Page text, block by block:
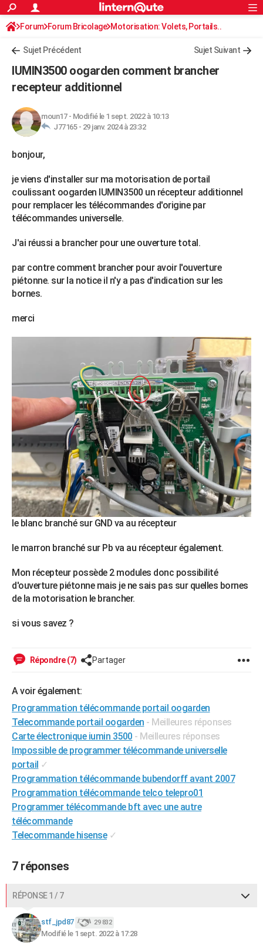
ACTUALITÉS
Politique
Société
Faits Divers
Education
Monde
Villes
+
Programme TV
Streaming
Sorties cinéma
FINANCE
Retraite
Impôts
Epargne
Immobilier
Risques naturels par ville
Banque
Assurance
Crédit
AUTO
Essais
Réserver un essai
Citadines
Berlines
SUV
Forum auto
+HIGH-TECH
Mobiles
Meilleur smartphone
Internet
Ordinateurs
Jeux vidéo
Guide high-tech
BRICOLAGE
Forum
Aménagement intérieur
Extérieur
Cuisine
Salle de bains
Jardinage
Rangement
WEEK-END
Guides de France
Escapades
Patrimoine
Expositions
Musées
Week-end nature
+LIFESTYLE
Destinations
City break
Voyage nature
Voyage de noces
Forum
Climat
+PHOTO
Carte Saint-Valentin
Carte d'anniversaire
Dictionnaire
Biographies
Citations
Expressions
Proverbes
PROGRAMME TV
COPAINS D'AVANT
S'inscrire
Se connecter
Lycées
Collèges
Primaires
Universités
Entreprises
Service militaire
Avis de recherche
AVIS DE DÉCÈS
FORUM
Bricolage
Lifestyle
Culture
Sport
Auto
Television
Voyage
Cinema
Rechercher
S'inscrire
Connexion
Forum Forum Bricolage Motorisation: Volets, Portails..
Sujet Précédent Sujet Suivant
IUMIN3500 oogarden comment brancher
recepteur additionnel
moun17- Modifié le 1 sept. 2022 à 10:13
J77165 - 29 janv. 2024 à 23:32
bonjour,
je viens d'installer sur ma motorisation de portail
coulissant oogarden IUMIN3500 un récepteur additionnel
pour remplacer les télécommandes d'origine par
télécommandes universelle.
J'ai réussi a brancher pour une ouverture total.
par contre comment brancher pour avoir l'ouverture
piétonne. sur la notice il n'y a pas d'indication sur les
bornes.
merci
le blanc branché sur GND va au récepteur
le marron branché sur Pb va au récepteur également.
Mon récepteur possède 2 modules donc possibilité
d'ouverture piétonne mais je ne sais pas sur quelles bornes
de la motorisation le brancher.
si vous savez ?
Répondre (7) Partager
A voir également:
Programmation télécommande portail oogarden
Telecommande portail oogarden - Meilleures réponses
Carte électronique iumin 3500 - Meilleures réponses
Impossible de programmer télécommande universelle
portail ✓
Programmation télécommande bubendorff avant 2007
Programmation télécommande telco telepro01
Programmer télécommande bft avec une autre
télécommande
Telecommande hisense ✓
7 réponses
RÉPONSE 1 / 7
stf_jpd87 29 832
Modifié le 1 sept. 2022 à 17:28